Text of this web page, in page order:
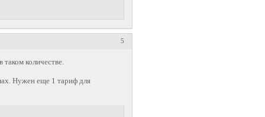
5
количестве.
Нужен еще 1 тариф для